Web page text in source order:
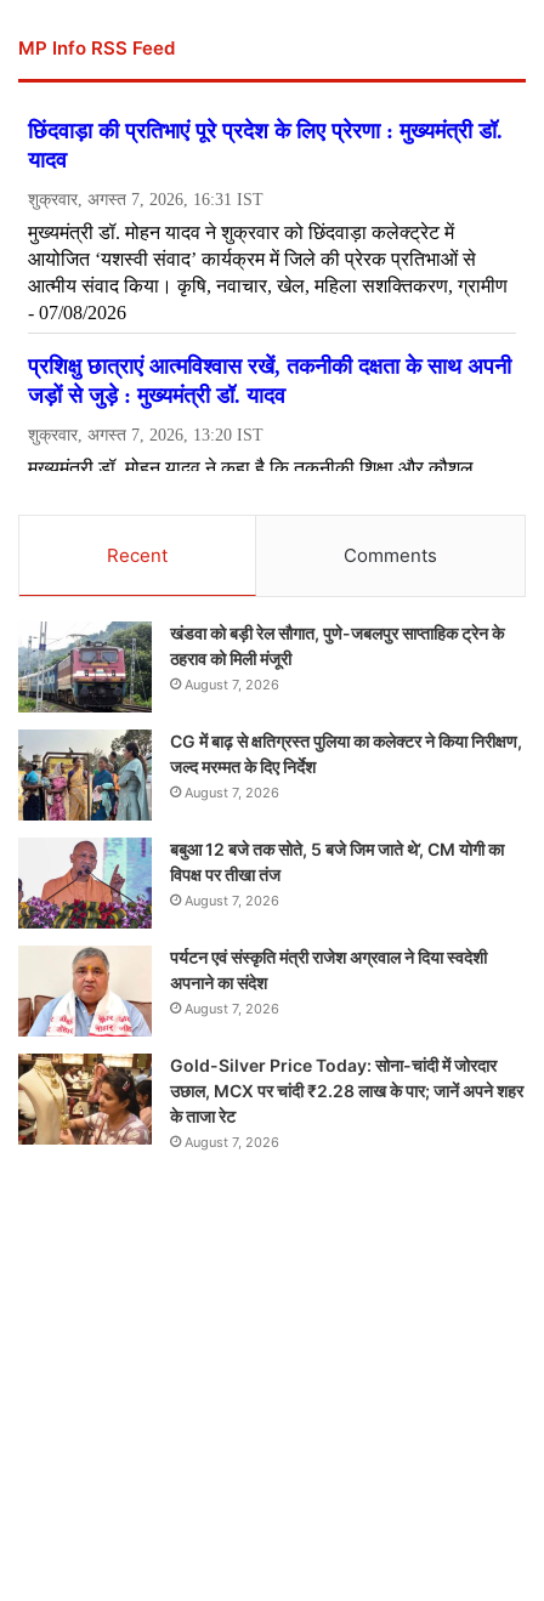
MP Info RSS Feed
Recent Comments
खंडवा को बड़ी रेल सौगात, पुणे-जबलपुर साप्ताहिक ट्रेन के
ठहराव को मिली मंजूरी
August 7, 2026
CG में बाढ़ से क्षतिग्रस्त पुलिया का कलेक्टर ने किया निरीक्षण,
जल्द मरम्मत के दिए निर्देश
August 7, 2026
बबुआ 12 बजे तक सोते, 5 बजे जिम जाते थे’, CM योगी का
विपक्ष पर तीखा तंज
August 7, 2026
पर्यटन एवं संस्कृति मंत्री राजेश अग्रवाल ने दिया स्वदेशी
अपनाने का संदेश
August 7, 2026
Gold-Silver Price Today: सोना-चांदी में जोरदार
उछाल, MCX पर चांदी ₹2.28 लाख के पार; जानें अपने शहर
के ताजा रेट
August 7, 2026